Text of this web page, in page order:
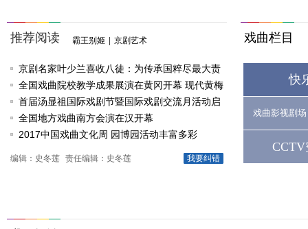
推荐阅读 霸王别姬 京剧艺术
京剧名家叶少兰喜收八徒：为传承国粹尽最大责
任
全国戏曲院校教学成果展演在黄冈开幕 现代黄梅
戏《槐花谣》倾情..
首届汤显祖国际戏剧节暨国际戏剧交流月活动启
动
全国地方戏曲南方会演在汉开幕
2017中国戏曲文化周 园博园活动丰富多彩
我要纠错
编辑：史冬莲 责任编辑：史冬莲
戏曲栏目
快
戏曲影视剧场